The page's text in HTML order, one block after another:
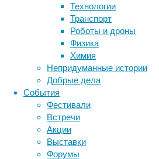
Технологии
Транспорт
Роботы и дроны
Физика
Химия
Непридуманные истории
Добрые дела
События
Фестивали
Встречи
Акции
Выставки
Форумы
Вот
основные
модальные
глаголы,
которые
вам
обязательно
нужно
знать:
/
лекарства медицина
мозг наука неврология
нейробиология
нейрофизиология
онкология
поведение
сон социальные проблемы
физиология
эмоции